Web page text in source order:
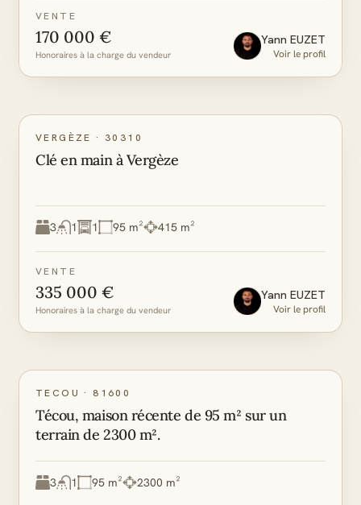
VENTE
170 000 €
Honoraires à la charge du vendeur
Yann EUZET
Voir le profil
GES
VERGÈZE · 30310
Clé en main à Vergèze
3 1 1 95 m² 415 m²
VENTE
335 000 €
Honoraires à la charge du vendeur
Yann EUZET
Voir le profil
TECOU ·81600
Técou, maison récente de 95 m² sur un
terrain de 2300 m².
3 1 95 m² 2300 m²